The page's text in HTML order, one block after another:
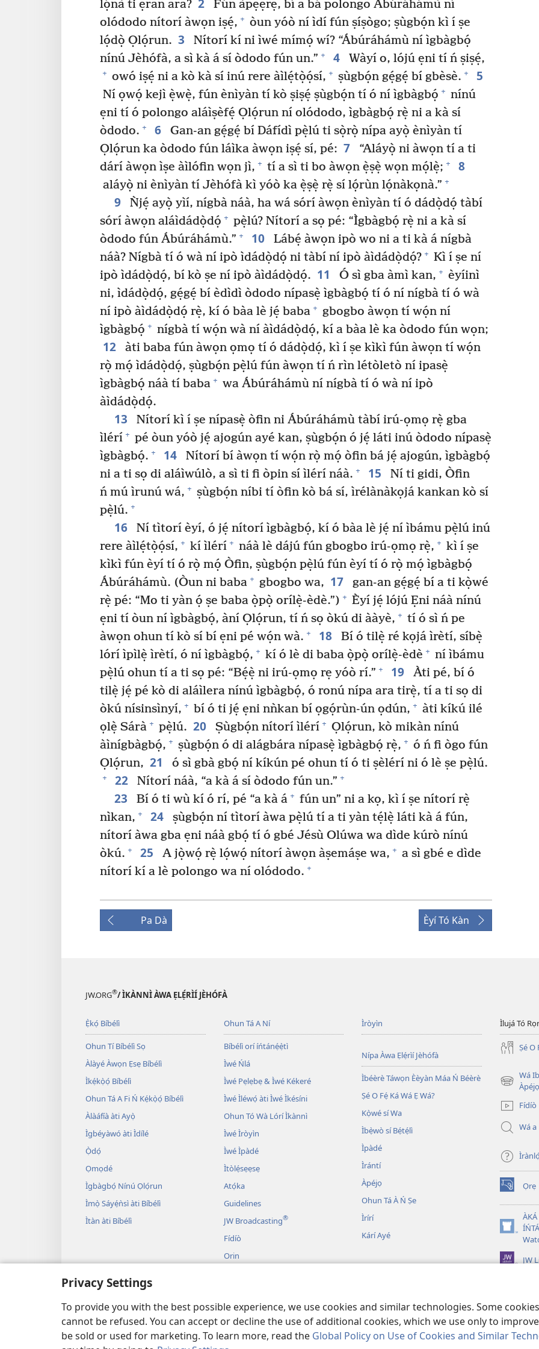
Privacy Settings
To provide you with the best possible experience, we use cookies and similar technologies. Some
cannot be refused. You can accept or decline the use of additional cookies, which we use only to
be sold or used for marketing. To learn more, read the Global Policy on Use of Cookies and Similar
lọ́nà ti ẹran ara?
Fún àpẹẹrẹ, bí a bá polongo Ábúráhámù ní
olódodo nítorí àwọn iṣẹ́, + òun yóò ní ìdí fún ṣíṣògo; ṣùgbọ́n kì í ṣe
lọ́dọ̀ Ọlọ́run. 3
Nítorí kí ni ìwé mímọ́ wí? “Ábúráhámù ní ìgbàgbọ́
nínú Jèhófà, a sì kà á sí òdodo fún un.” + 4 Wàyí o, lójú ẹni tí ń ṣiṣẹ́,
+ owó iṣẹ́ ni a kò kà sí inú rere àìlẹ́tọ̀ọ́sí, + ṣùgbọ́n gẹ́gẹ́ bí gbèsè. + 5
Ní ọwọ́ kejì ẹ̀wẹ̀, fún ènìyàn tí kò ṣiṣẹ́ ṣùgbọ́n tí ó ní ìgbàgbọ́ + nínú
ẹni tí ó polongo aláìṣèfẹ́ Ọlọ́run ní olódodo, ìgbàgbọ́ rẹ̀ ni a kà sí
òdodo. + 6
Gan-an gẹ́gẹ́ bí Dáfídì pẹ̀lú ti sọ̀rọ̀ nípa ayọ̀ ènìyàn tí
Ọlọ́run ka òdodo fún láìka àwọn iṣẹ́ sí, pé: 7
“Aláyọ̀ ni àwọn tí a ti
dárí àwọn ìṣe àìlófin wọn jì, + tí a sì ti bo àwọn ẹ̀ṣẹ̀ wọn mọ́lẹ̀; + 8
aláyọ̀ ni ènìyàn tí Jèhófà kì yóò ka ẹ̀ṣẹ̀ rẹ̀ sí lọ́rùn lọ́nàkọnà.” +
9
Ǹjẹ́ ayọ̀ yìí, nígbà náà, ha wá sórí àwọn ènìyàn tí ó dádọ̀dọ́ tàbí
sórí àwọn aláìdádọ̀dọ́ + pẹ̀lú? Nítorí a sọ pé: “Ìgbàgbọ́ rẹ̀ ni a kà sí
òdodo fún Ábúráhámù.” + 10
Lábẹ́ àwọn ipò wo ni a ti kà á nígbà
náà? Nígbà tí ó wà ní ipò ìdádọ̀dọ́ ni tàbí ní ipò àìdádọ̀dọ́? + Kì í ṣe ní
ipò ìdádọ̀dọ́, bí kò ṣe ní ipò àìdádọ̀dọ́. 11 Ó sì gba àmì kan, + èyíinì
ni, ìdádọ̀dọ́, gẹ́gẹ́ bí èdìdì òdodo nípasẹ̀ ìgbàgbọ́ tí ó ní nígbà tí ó wà
ní ipò àìdádọ̀dọ́ rẹ̀, kí ó bàa lè jẹ́ baba + gbogbo àwọn tí wọ́n ní
ìgbàgbọ́ + nígbà tí wọ́n wà ní àìdádọ̀dọ́, kí a bàa lè ka òdodo fún wọn;
12
àti baba fún àwọn ọmọ tí ó dádọ̀dọ́, kì í ṣe kìkì fún àwọn tí wọ́n
rọ̀ mọ́ ìdádọ̀dọ́, ṣùgbọ́n pẹ̀lú fún àwọn tí ń rìn létòletò ní ipasẹ̀
ìgbàgbọ́ náà tí baba + wa Ábúráhámù ní nígbà tí ó wà ní ipò
àìdádọ̀dọ́.
13
Nítorí kì í ṣe nípasẹ̀ òfin ni Ábúráhámù tàbí irú-ọmọ rẹ̀ gba
ìlérí + pé òun yóò jẹ́ ajogún ayé kan, ṣùgbọ́n ó jẹ́ láti inú òdodo nípasẹ̀
ìgbàgbọ́. + 14
Nítorí bí àwọn tí wọ́n rọ̀ mọ́ òfin bá jẹ́ ajogún, ìgbàgbọ́
ni a ti sọ di aláìwúlò, a sì ti fi òpin sí ìlérí náà. + 15
Ní ti gidi, Òfin
ń mú ìrunú wá, + ṣùgbọ́n níbi tí òfin kò bá sí, ìrélànàkọjá kankan kò sí
pẹ̀lú. +
16
Ní tìtorí èyí, ó jẹ́ nítorí ìgbàgbọ́, kí ó bàa lè jẹ́ ní ìbámu pẹ̀lú inú
rere àìlẹ́tọ̀ọ́sí, + kí ìlérí + náà lè dájú fún gbogbo irú-ọmọ rẹ̀, + kì í ṣe
kìkì fún èyí tí ó rọ̀ mọ́ Òfin, ṣùgbọ́n pẹ̀lú fún èyí tí ó rọ̀ mọ́ ìgbàgbọ́
Ábúráhámù. (Òun ni baba + gbogbo wa, 17
gan-an gẹ́gẹ́ bí a ti kọ̀wé
rẹ̀ pé: “Mo ti yàn ọ́ ṣe baba ọ̀pọ̀ orílẹ̀-èdè.”) + Èyí jẹ́ lójú Ẹni náà nínú
ẹni tí òun ní ìgbàgbọ́, àní Ọlọ́run, tí ń sọ òkú di ààyè, + tí ó sì ń pe
àwọn ohun tí kò sí bí ẹni pé wọ́n wà. + 18
Bí ó tilẹ̀ ré kọjá ìrètí, síbẹ̀
lórí ìpìlẹ̀ ìrètí, ó ní ìgbàgbọ́, + kí ó lè di baba ọ̀pọ̀ orílẹ̀-èdè + ní ìbámu
pẹ̀lú ohun tí a ti sọ pé: “Bẹ́ẹ̀ ni irú-ọmọ rẹ yóò rí.” + 19
Àti pé, bí ó
tilẹ̀ jẹ́ pé kò di aláìlera nínú ìgbàgbọ́, ó ronú nípa ara tirẹ̀, tí a ti sọ di
òkú nísinsìnyí, + bí ó ti jẹ́ ẹni nǹkan bí ọgọ́rùn-ún ọdún, + àti kíkú ilé
ọlẹ̀ Sárà + pẹ̀lú. 20 Ṣùgbọ́n nítorí ìlérí + Ọlọ́run, kò mikàn nínú
àìnígbàgbọ́, + ṣùgbọ́n ó di alágbára nípasẹ̀ ìgbàgbọ́ rẹ̀, + ó ń fi ògo fún
Ọlọ́run, 21 ó sì gbà gbọ́ ní kíkún pé ohun tí ó ti ṣèlérí ni ó lè ṣe pẹ̀lú.
+ 22 Nítorí náà, “a kà á sí òdodo fún un.” +
23 Bí ó ti wù kí ó rí, pé “a kà á + fún un” ni a kọ, kì í ṣe nítorí rẹ̀
nìkan, + 24
ṣùgbọ́n ní tìtorí àwa pẹ̀lú tí a ti yàn tẹ́lẹ̀ láti kà á fún,
nítorí àwa gba ẹni náà gbọ́ tí ó gbé Jésù Olúwa wa dìde kúrò nínú
òkú. + 25 A jọ̀wọ́ rẹ̀ lọ́wọ́ nítorí àwọn àṣemáṣe wa, + a sì gbé e dìde
nítorí kí a lè polongo wa ní olódodo. +
Pa Dà Èyí Tó Kàn
JW.ORG®/ ÌKÀNNÌ ÀWA ẸLẸ́RÌÍ JÈHÓFÀ
Ẹ̀kọ́ Bíbélì
Ohun Tí Bíbélì Sọ
Àlàyé Àwọn Ẹsẹ Bíbélì
Ìkẹ́kọ̀ọ́ Bíbélì
Ohun Tá A Fi Ń Kẹ́kọ̀ọ́ Bíbélì
Àlàáfíà àti Ayọ̀
Ìgbéyàwó àti Ìdílé
Ọ̀dọ́
Ọmọdé
Ìgbàgbọ́ Nínú Ọlọ́run
Ìmọ̀ Sáyẹ́ǹsì àti Bíbélì
Ìtàn àti Bíbélì
Ohun Tá A Ní
Bíbélì orí íńtánẹ́ẹ̀tì
Ìwé Ńlá
Ìwé Pẹlẹbẹ & Ìwé Kékeré
Ìwé Ìléwọ́ àti Ìwé Ìkésíni
Ohun Tó Wà Lórí Ìkànnì
Ìwé Ìròyìn
Ìwé Ìpàdé
Ìtòlẹ́sẹẹsẹ
Atọ́ka
Guidelines
JW Broadcasting®
Fídíò
Orin
Bíbélì Kíkà Bí Ẹni Ṣe Eré Ìtàn
Ìròyìn
Nípa Àwa Ẹlẹ́rìí Jèhófà
Ìbéèrè Táwọn Èèyàn Máa Ń Béèrè
Ṣé O Fẹ́ Ká Wá Ẹ Wá?
Kọ̀wé sí Wa
Ìbẹ̀wò sí Bẹ́tẹ́lì
Ìpàdé
Ìrántí
Àpéjọ
Ohun Tá À Ń Ṣe
Ìrírí
Kárí Ayé
Ìlujá Tó
Ṣé O
Wá
(opens
window)
Fídíò
Wá a
Ọrẹ
(opens
new
window)
(opens
window)
JW